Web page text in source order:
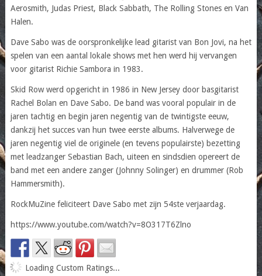
Aerosmith, Judas Priest, Black Sabbath, The Rolling Stones en Van
Halen.
Dave Sabo was de oorspronkelijke lead gitarist van Bon Jovi, na het
spelen van een aantal lokale shows met hen werd hij vervangen
voor gitarist Richie Sambora in 1983.
Skid Row werd opgericht in 1986 in New Jersey door basgitarist
Rachel Bolan en Dave Sabo. De band was vooral populair in de
jaren tachtig en begin jaren negentig van de twintigste eeuw,
dankzij het succes van hun twee eerste albums. Halverwege de
jaren negentig viel de originele (en tevens populairste) bezetting
met leadzanger Sebastian Bach, uiteen en sindsdien opereert de
band met een andere zanger (Johnny Solinger) en drummer (Rob
Hammersmith).
RockMuZine feliciteert Dave Sabo met zijn 54ste verjaardag.
https://www.youtube.com/watch?v=8O317T6Zlno
Loading Custom Ratings...